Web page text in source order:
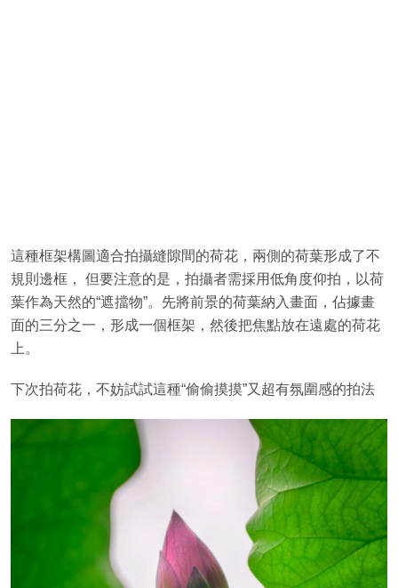
這種框架構圖適合拍攝縫隙間的荷花，兩側的荷葉形成了不
規則邊框， 但要注意的是，拍攝者需採用低角度仰拍，以荷
葉作為天然的“遮擋物”。先將前景的荷葉納入畫面，佔據畫
面的三分之一，形成一個框架，然後把焦點放在遠處的荷花
上。
下次拍荷花，不妨試試這種“偷偷摸摸”又超有氛圍感的拍法